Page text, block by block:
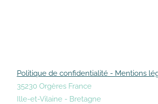
Politique de confidentialité - Mentions
35230 Orgères France
Ille-et-Vilaine - Bretagne